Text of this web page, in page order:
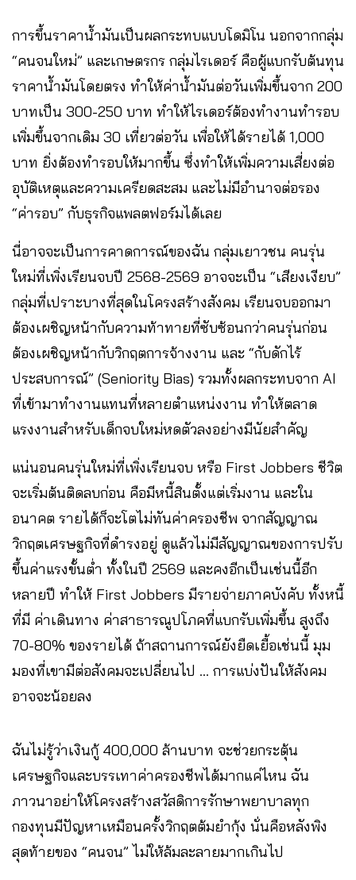
การขึ้นราคาน้ำมันเป็นผลกระทบแบบโดมิโน นอกจากกลุ่ม
“คนจนใหม่” และเกษตรกร กลุ่มไรเดอร์ คือผู้แบกรับต้นทุน
ราคาน้ำมันโดยตรง ทำให้ค่าน้ำมันต่อวันเพิ่มขึ้นจาก 200
บาทเป็น 300-250 บาท ทำให้ไรเดอร์ต้องทำงานทำรอบ
เพิ่มขึ้นจากเดิม 30 เที่ยวต่อวัน เพื่อให้ได้รายได้ 1,000
บาท ยิ่งต้องทำรอบให้มากขึ้น ซึ่งทำให้เพิ่มความเสี่ยงต่อ
อุบัติเหตุและความเครียดสะสม และไม่มีอำนาจต่อรอง
“ค่ารอบ” กับธุรกิจแพลตฟอร์มได้เลย
นี่อาจจะเป็นการคาดการณ์ของฉัน กลุ่มเยาวชน คนรุ่น
ใหม่ที่เพิ่งเรียนจบปี 2568-2569 อาจจะเป็น “เสียงเงียบ”
กลุ่มที่เปราะบางที่สุดในโครงสร้างสังคม เรียนจบออกมา
ต้องเผชิญหน้ากับความท้าทายที่ซับซ้อนกว่าคนรุ่นก่อน
ต้องเผชิญหน้ากับวิกฤตการจ้างงาน และ “กับดักไร้
ประสบการณ์” (Seniority Bias) รวมทั้งผลกระทบจาก AI
ที่เข้ามาทำงานแทนที่หลายตำแหน่งงาน ทำให้ตลาด
แรงงานสำหรับเด็กจบใหม่หดตัวลงอย่างมีนัยสำคัญ
แน่นอนคนรุ่นใหม่ที่เพิ่งเรียนจบ หรือ First Jobbers ชีวิต
จะเริ่มต้นติดลบก่อน คือมีหนี้สินตั้งแต่เริ่มงาน และใน
อนาคต รายได้ก็จะโตไม่ทันค่าครองชีพ จากสัญญาณ
วิกฤตเศรษฐกิจที่ดำรงอยู่ ดูแล้วไม่มีสัญญาณของการปรับ
ขึ้นค่าแรงขั้นต่ำ ทั้งในปี 2569 และคงอีกเป็นเช่นนี้อีก
หลายปี ทำให้ First Jobbers มีรายจ่ายภาคบังคับ ทั้งหนี้
ที่มี ค่าเดินทาง ค่าสาธารณูปโภคที่แบกรับเพิ่มขึ้น สูงถึง
70-80% ของรายได้ ถ้าสถานการณ์ยังยืดเยื้อเช่นนี้ มุม
มองที่เขามีต่อสังคมจะเปลี่ยนไป … การแบ่งปันให้สังคม
อาจจะน้อยลง
ฉันไม่รู้ว่าเงินกู้ 400,000 ล้านบาท จะช่วยกระตุ้น
เศรษฐกิจและบรรเทาค่าครองชีพได้มากแค่ไหน ฉัน
ภาวนาอย่าให้โครงสร้างสวัสดิการรักษาพยาบาลทุก
กองทุนมีปัญหาเหมือนครั้งวิกฤตต้มยำกุ้ง นั่นคือหลังพิง
สุดท้ายของ “คนจน” ไม่ให้ล้มละลายมากเกินไป